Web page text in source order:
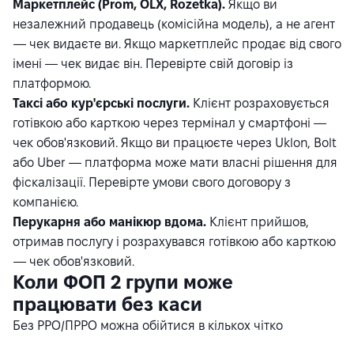
Маркетплейс (Prom, OLX, Rozetka). Якщо ви
незалежний продавець (комісійна модель), а не агент
— чек видаєте ви. Якщо маркетплейс продає від свого
імені — чек видає він. Перевірте свій договір із
платформою.
Таксі або кур'єрські послуги. Клієнт розраховується
готівкою або карткою через термінал у смартфоні —
чек обов'язковий. Якщо ви працюєте через Uklon, Bolt
або Uber — платформа може мати власні рішення для
фіскалізації. Перевірте умови свого договору з
компанією.
Перукарня або манікюр вдома. Клієнт прийшов,
отримав послугу і розрахувався готівкою або карткою
— чек обов'язковий.
Коли ФОП 2 групи може
працювати без каси
Без РРО/ПРРО можна обійтися в кількох чітко